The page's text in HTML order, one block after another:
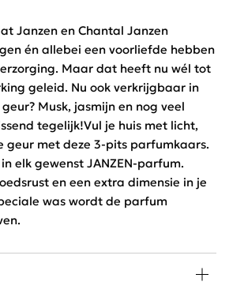
Janzen en Chantal Janzen
én allebei een voorliefde hebben
Maar dat heeft nu wél tot
geleid. Nu ook verkrijgbaar in
Musk, jasmijn en nog veel
tegelijk!Vul je huis met licht,
geur met deze 3-pits parfumkaars.
elk gewenst JANZEN-parfum.
en een extra dimensie in je
was wordt de parfum